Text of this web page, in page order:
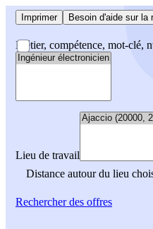
Imprimer Besoin d'aide sur la
Métier, compétence, mot-clé,
Lieu de travail
Distance autour du lieu
Rechercherdes offres